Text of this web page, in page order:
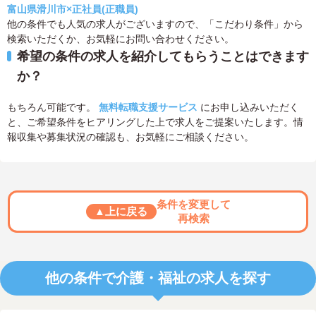
富山県滑川市×正社員(正職員)
他の条件でも人気の求人がございますので、「こだわり条件」から
検索いただくか、お気軽にお問い合わせください。
希望の条件の求人を紹介してもらうことはできます
か？
もちろん可能です。 無料転職支援サービス にお申し込みいただく
と、ご希望条件をヒアリングした上で求人をご提案いたします。情
報収集や募集状況の確認も、お気軽にご相談ください。
▲上に戻る
条件を変更して
再検索
他の条件で介護・福祉の求人を探す